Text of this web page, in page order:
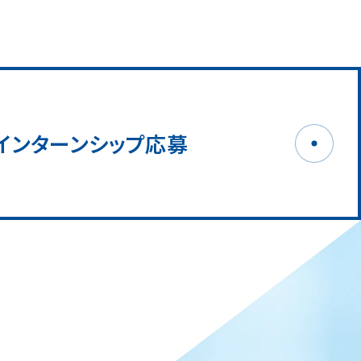
ンターンシップ応募